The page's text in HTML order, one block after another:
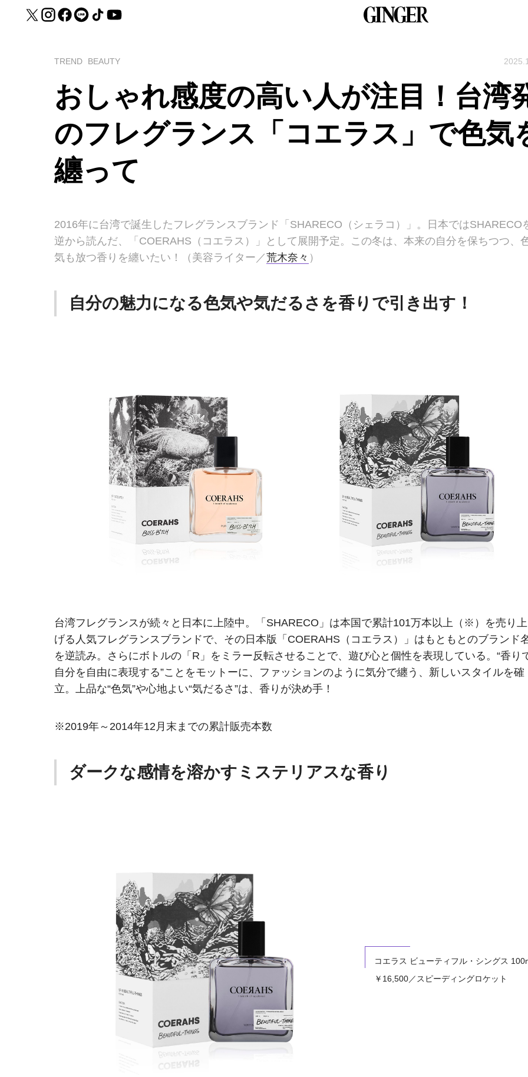
TREND BEAUTY
おしゃれ感度の高い人が注目！台湾
のフレグランス「コエラス」で色気
纏って
2016年に台湾で誕生したフレグランスブランド「SHARECO（シェラコ）」。日本ではSHARECO
逆から読んだ、「COERAHS（コエラス）」として展開予定。この冬は、本来の自分を保ちつつ、
気も放つ香りを纏いたい！（美容ライター／荒木奈々 ）
自分の魅力になる色気や気だるさを香りで引き出す！
台湾フレグランスが続々と日本に上陸中。「SHARECO」は本国で累計101万本以上（※）を売り上
げる人気フレグランスブランドで、その日本版「COERAHS（コエラス）」はもともとのブランド
を逆読み。さらにボトルの「R」をミラー反転させることで、遊び心と個性を表現している。“香り
自分を自由に表現する”ことをモットーに、ファッションのように気分で纏う、新しいスタイルを確
立。上品な“色気”や心地よい“気だるさ”は、香りが決め手！
※2019年～2014年12月末までの累計販売本数
ダークな感情を溶かすミステリアスな香り
コエラス ビューティフル・シングス
￥16,500／スピーディングロケット